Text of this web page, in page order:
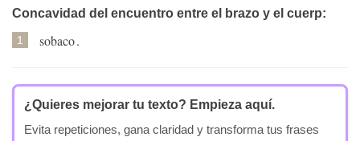
Temas populares
Concavidad del encuentro entre el brazo y el cuerp:
1 sobaco.
¿Quieres mejorar tu texto? Empieza aquí.
Evita repeticiones, gana claridad y transforma tus frases